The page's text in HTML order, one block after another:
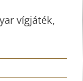
vígjáték,